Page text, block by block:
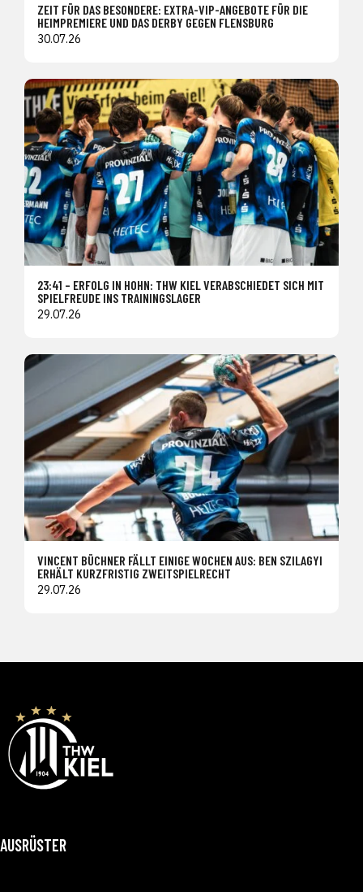
ZEIT FÜR DAS BESONDERE: EXTRA-VIP-ANGEBOTE FÜR DIE
HEIMPREMIERE UND DAS DERBY GEGEN FLENSBURG
30.07.26
23:41 – ERFOLG IN HOHN: THW KIEL VERABSCHIEDET SICH MIT
SPIELFREUDE INS TRAININGSLAGER
29.07.26
VINCENT BÜCHNER FÄLLT EINIGE WOCHEN AUS: BEN SZILAGYI
ERHÄLT KURZFRISTIG ZWEITSPIELRECHT
29.07.26
AUSRÜSTER